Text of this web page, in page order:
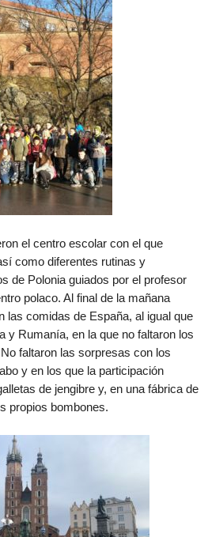
el centro escolar con el que
como diferentes rutinas y
de Polonia guiados por el profesor
polaco. Al final de la mañana
las comidas de España, al igual que
y Rumanía, en la que no faltaron los
faltaron las sorpresas con los
y en los que la participación
de jengibre y, en una fábrica de
propios bombones.